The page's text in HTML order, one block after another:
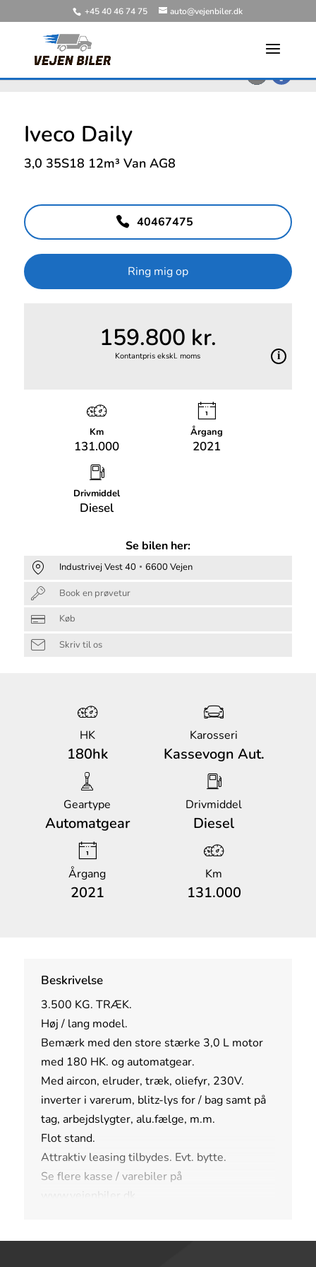
+45 40 46 74 75 auto@vejenbiler.dk
Iveco Daily
3,0 35S18 12m³ Van AG8
40467475
Ring mig op
159.800 kr.
Kontantpris ekskl. moms
Km
131.000
Årgang
2021
Drivmiddel
Diesel
Se bilen her:
Industrivej Vest 40 6600 Vejen
Book en prøvetur
Køb
Skriv til os
HK
180hk
Karosseri
Kassevogn Aut.
Geartype
Automatgear
Drivmiddel
Diesel
Årgang
2021
Km
131.000
Beskrivelse
3.500 KG. TRÆK.
Høj / lang model.
Bemærk med den store stærke 3,0 L motor
med 180 HK. og automatgear.
Med aircon, elruder, træk, oliefyr, 230V.
inverter i varerum, blitz-lys for / bag samt på
tag, arbejdslygter, alu.fælge, m.m.
Flot stand.
Attraktiv leasing tilbydes. Evt. bytte.
Se flere kasse / varebiler på
www.vejenbiler.dk